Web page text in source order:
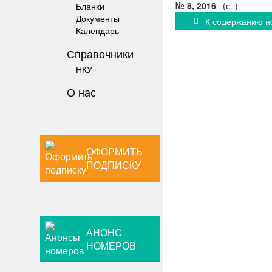
Бланки
Документы
Календарь
Справочники
НКУ
О нас
ОФОРМИТЬ
ПОДПИСКУ
АНОНС
НОМЕРОВ
№ 8, 2016 (с. )
К содержанию